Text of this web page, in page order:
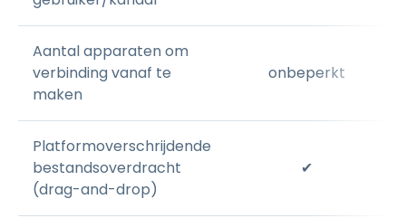
Aantal apparaten om
verbinding vanaf te
maken
onbeperkt
Platformoverschrijdende
bestandsoverdracht
(drag-and-drop)
✔